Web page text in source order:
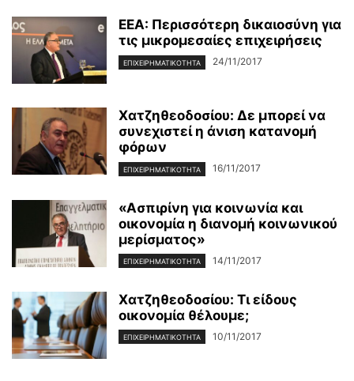
ΕΕΑ: Περισσότερη δικαιοσύνη για
τις μικρομεσαίες επιχειρήσεις
ΕΠΙΧΕΙΡΗΜΑΤΙΚΌΤΗΤΑ 24/11/2017
Χατζηθεοδοσίου: Δε μπορεί να
συνεχιστεί η άνιση κατανομή
φόρων
ΕΠΙΧΕΙΡΗΜΑΤΙΚΌΤΗΤΑ 16/11/2017
«Ασπιρίνη για κοινωνία και
οικονομία η διανομή κοινωνικού
μερίσματος»
ΕΠΙΧΕΙΡΗΜΑΤΙΚΌΤΗΤΑ 14/11/2017
Χατζηθεοδοσίου: Τι είδους
οικονομία θέλουμε;
ΕΠΙΧΕΙΡΗΜΑΤΙΚΌΤΗΤΑ 10/11/2017